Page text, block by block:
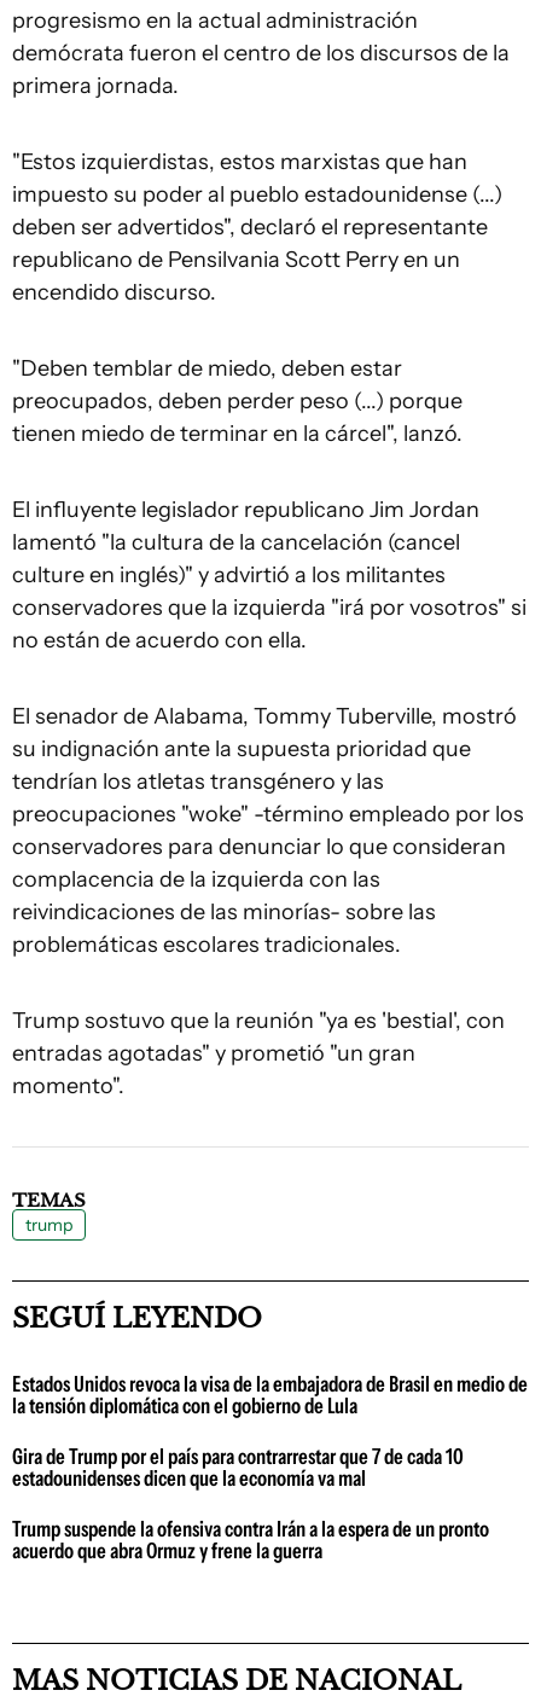
progresismo en la actual administración
demócrata fueron el centro de los discursos de la
primera jornada.
"Estos izquierdistas, estos marxistas que han
impuesto su poder al pueblo estadounidense (...)
deben ser advertidos", declaró el representante
republicano de Pensilvania Scott Perry en un
encendido discurso.
"Deben temblar de miedo, deben estar
preocupados, deben perder peso (...) porque
tienen miedo de terminar en la cárcel", lanzó.
El influyente legislador republicano Jim Jordan
lamentó "la cultura de la cancelación (cancel
culture en inglés)" y advirtió a los militantes
conservadores que la izquierda "irá por vosotros" si
no están de acuerdo con ella.
El senador de Alabama, Tommy Tuberville, mostró
su indignación ante la supuesta prioridad que
tendrían los atletas transgénero y las
preocupaciones "woke" -término empleado por los
conservadores para denunciar lo que consideran
complacencia de la izquierda con las
reivindicaciones de las minorías- sobre las
problemáticas escolares tradicionales.
Trump sostuvo que la reunión "ya es 'bestial', con
entradas agotadas" y prometió "un gran
momento".
TEMAS
trump
SEGUÍ LEYENDO
Estados Unidos revoca la visa de la embajadora de Brasil en medio de
la tensión diplomática con el gobierno de Lula
Gira de Trump por el país para contrarrestar que 7 de cada 10
estadounidenses dicen que la economía va mal
Trump suspende la ofensiva contra Irán a la espera de un pronto
acuerdo que abra Ormuz y frene la guerra
MAS NOTICIAS DE NACIONAL